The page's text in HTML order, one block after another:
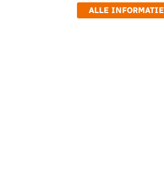
ALLE INFORMATIE